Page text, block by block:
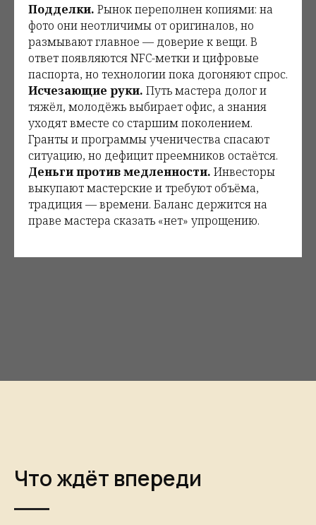
Подделки. Рынок переполнен копиями: на
фото они неотличимы от оригиналов, но
размывают главное — доверие к вещи. В
ответ появляются NFC-метки и цифровые
паспорта, но технологии пока догоняют спрос.
Исчезающие руки. Путь мастера долог и
тяжёл, молодёжь выбирает офис, а знания
уходят вместе со старшим поколением.
Гранты и программы ученичества спасают
ситуацию, но дефицит преемников остаётся.
Деньги против медленности. Инвесторы
выкупают мастерские и требуют объёма,
традиция — времени. Баланс держится на
праве мастера сказать «нет» упрощению.
Что ждёт впереди